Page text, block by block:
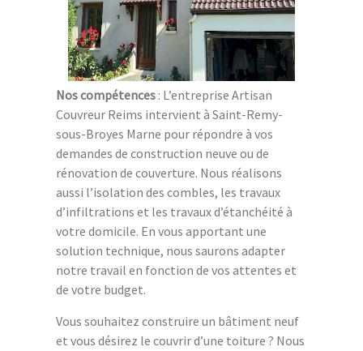
Nos compétences : L’entreprise Artisan
Couvreur Reims intervient à Saint-Remy-
sous-Broyes Marne pour répondre à vos
demandes de construction neuve ou de
rénovation de couverture. Nous réalisons
aussi l’isolation des combles, les travaux
d’infiltrations et les travaux d’étanchéité à
votre domicile. En vous apportant une
solution technique, nous saurons adapter
notre travail en fonction de vos attentes et
de votre budget.
Vous souhaitez construire un bâtiment neuf
et vous désirez le couvrir d’une toiture ? Nous